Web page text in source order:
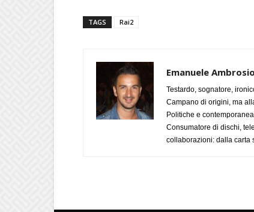
TAGS Rai2
Emanuele Ambrosio
Testardo, sognatore,
Campano di origini, ma
Politiche e
Consumatore di dischi,
collaborazioni: dalla carta